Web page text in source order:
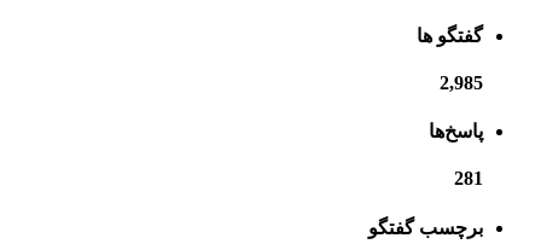
گفتگو ها
2,985
پاسخ‌ها
281
برچسب گفتگو